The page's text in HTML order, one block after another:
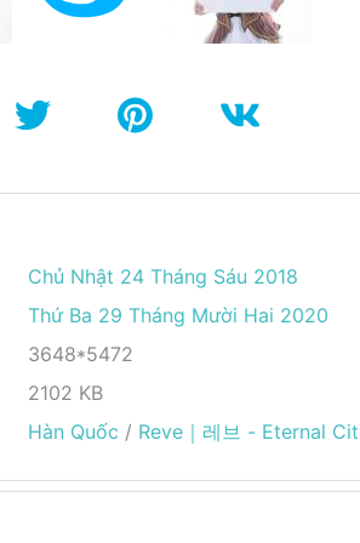
Chủ Nhật 24 Tháng Sáu 2018
Thứ Ba 29 Tháng Mười Hai 2020
3648*5472
2102 KB
Hàn Quốc / Reve｜레브 - Eternal